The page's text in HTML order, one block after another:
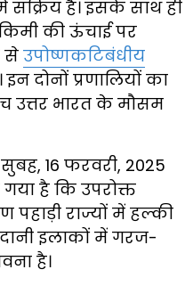
सक्रिय है। इसके साथ ही
किमी की ऊंचाई पर
से उपोष्णकटिबंधीय
इन दोनों प्रणालियों का
उत्तर भारत के मौसम
16 फरवरी, 2025
है कि उपरोक्त
पहाड़ी राज्यों में हल्की
इलाकों में गरज-
है।